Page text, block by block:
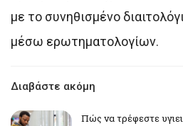
με το συνηθισμένο
μέσω ερωτηματολογίων.
Διαβάστε ακόμη
Πώς να τρέφεστε